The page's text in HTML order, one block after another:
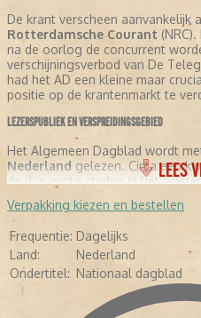
De krant verscheen aanvankelijk
Rotterdamsche Courant
na de oorlog de concurrent
verschijningsverbod van De
had het AD een kleine maar
positie op de krantenmarkt te
LEZERSPUBLIEK EN VERSPREIDINGSGEBIED
Het Algemeen Dagblad wordt
Nederland gelezen. Circa een
de drie grote steden in het
gecombineerd met een landelijke
EIGENDOMSSTRUCTUUR EN OVERNAME (1964-1995)
In 1964besloot de Nieuwe
Algemeen Dagblad van de hand
Dagbladunie bv (NDU)
– een
Algemeen Handelsblad – nam
LEES
Verpakking kiezen en bestellen
Frequentie: Dagelijks
Land:
Nederland
Ondertitel: Nationaal dagblad